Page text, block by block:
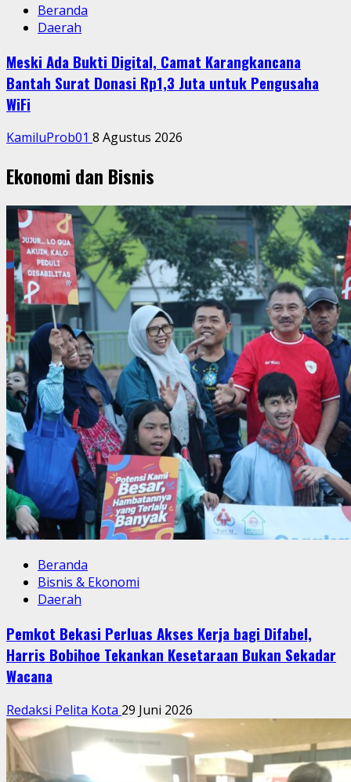
Beranda
Daerah
Meski Ada Bukti Digital, Camat Karangkancana
Bantah Surat Donasi Rp1,3 Juta untuk Pengusaha
WiFi
KamiluProb01 8 Agustus 2026
Ekonomi dan Bisnis
Beranda
Bisnis & Ekonomi
Daerah
Pemkot Bekasi Perluas Akses Kerja bagi Difabel,
Harris Bobihoe Tekankan Kesetaraan Bukan Sekadar
Wacana
Redaksi Pelita Kota 29 Juni 2026